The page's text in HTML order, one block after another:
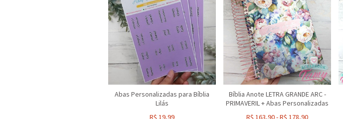
Abas Personalizadas para Bíblia
Lilás
R$ 19,99
Bíblia Anote LETRA GRANDE ARC -
PRIMAVERIL + Abas Personalizadas
R$ 163,90-R$ 178,90